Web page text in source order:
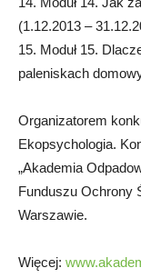
(1.12.2013 –
15. Moduł 15.
paleniskach
Organizatorem
Ekopsychologia.
„Akademia
Funduszu Ochrony
Warszawie.
Więcej: